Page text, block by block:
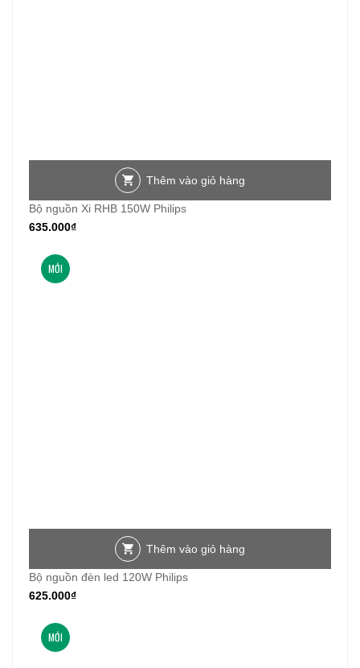
Thêm vào giỏ hàng
Bộ nguồn Xi RHB 150W Philips
635.000₫
MỚI
Thêm vào giỏ hàng
Bộ nguồn đèn led 120W Philips
625.000₫
MỚI